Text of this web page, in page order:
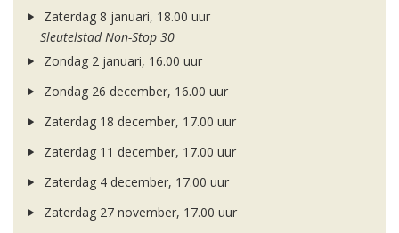
Zaterdag 8 januari, 18.00 uur
Sleutelstad Non-Stop 30
Zondag 2 januari, 16.00 uur
Zondag 26 december, 16.00 uur
Zaterdag 18 december, 17.00 uur
Zaterdag 11 december, 17.00 uur
Zaterdag 4 december, 17.00 uur
Zaterdag 27 november, 17.00 uur